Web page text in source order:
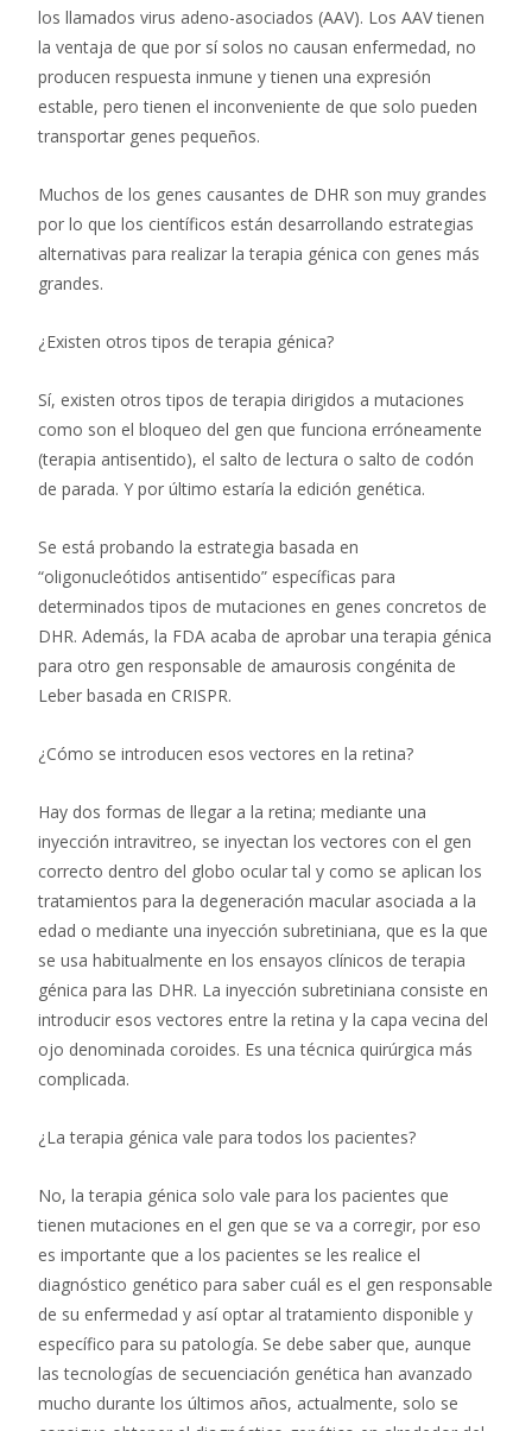
los llamados virus adeno-asociados (AAV). Los AAV tienen
la ventaja de que por sí solos no causan enfermedad, no
producen respuesta inmune y tienen una expresión
estable, pero tienen el inconveniente de que solo pueden
transportar genes pequeños.
Muchos de los genes causantes de DHR son muy grandes
por lo que los científicos están desarrollando estrategias
alternativas para realizar la terapia génica con genes más
grandes.
¿Existen otros tipos de terapia génica?
Sí, existen otros tipos de terapia dirigidos a mutaciones
como son el bloqueo del gen que funciona erróneamente
(terapia antisentido), el salto de lectura o salto de codón
de parada. Y por último estaría la edición genética.
Se está probando la estrategia basada en
“oligonucleótidos antisentido” específicas para
determinados tipos de mutaciones en genes concretos de
DHR. Además, la FDA acaba de aprobar una terapia génica
para otro gen responsable de amaurosis congénita de
Leber basada en CRISPR.
¿Cómo se introducen esos vectores en la retina?
Hay dos formas de llegar a la retina; mediante una
inyección intravitreo, se inyectan los vectores con el gen
correcto dentro del globo ocular tal y como se aplican los
tratamientos para la degeneración macular asociada a la
edad o mediante una inyección subretiniana, que es la que
se usa habitualmente en los ensayos clínicos de terapia
génica para las DHR. La inyección subretiniana consiste en
introducir esos vectores entre la retina y la capa vecina del
ojo denominada coroides. Es una técnica quirúrgica más
complicada.
¿La terapia génica vale para todos los pacientes?
No, la terapia génica solo vale para los pacientes que
tienen mutaciones en el gen que se va a corregir, por eso
es importante que a los pacientes se les realice el
diagnóstico genético para saber cuál es el gen responsable
de su enfermedad y así optar al tratamiento disponible y
específico para su patología. Se debe saber que, aunque
las tecnologías de secuenciación genética han avanzado
mucho durante los últimos años, actualmente, solo se